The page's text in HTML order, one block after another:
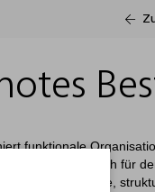
funktionale
Es eignet sich für
eine klare,